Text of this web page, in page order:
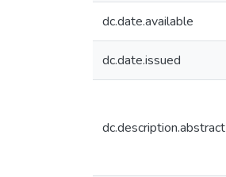
dc.date.available
dc.date.issued
dc.description.abstract